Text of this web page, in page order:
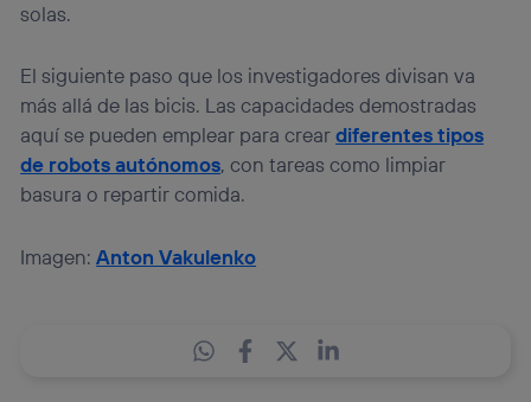
solas.
El siguiente paso que los investigadores divisan va
más allá de las bicis. Las capacidades demostradas
aquí se pueden emplear para creardiferentes tipos
de robots autónomos, con tareas como limpiar
basura o repartir comida.
Imagen:Anton Vakulenko